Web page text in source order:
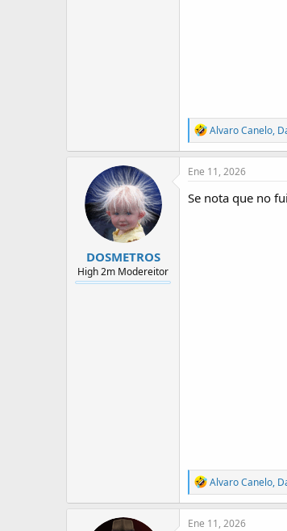
R
e
a
c
i
o
Alvaro Canelo,
DOSMETROS
High 2m Modereitor
Ene 11, 2026
Se nota que no
R
e
a
c
Alvaro Canelo,
Ene 11, 2026